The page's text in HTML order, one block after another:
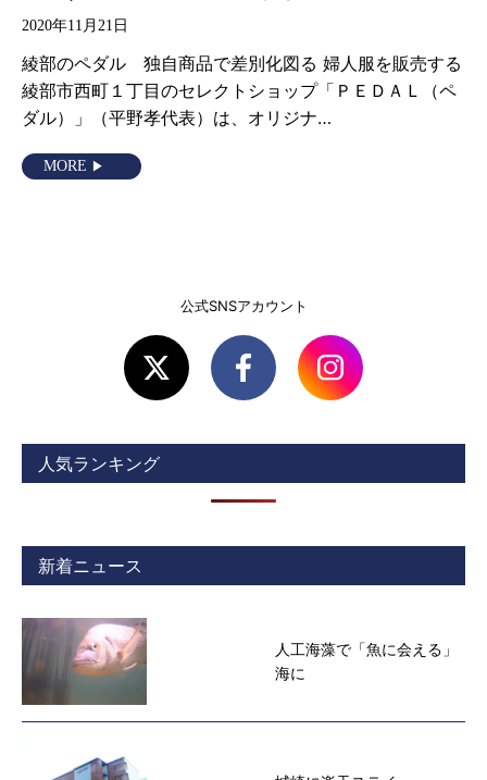
2020年11月21日
綾部のペダル 独自商品で差別化図る 婦人服を販売する
綾部市西町１丁目のセレクトショップ「ＰＥＤＡＬ（ペ
ダル）」（平野孝代表）は、オリジナ…
MORE
公式SNSアカウント
人気ランキング
新着ニュース
人工海藻で「魚に会える」
海に